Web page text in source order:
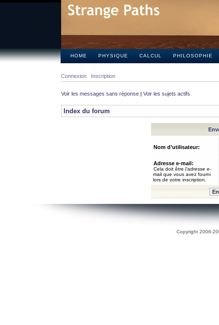
HOME PHYSIQUE CALCUL PHILOSOPHIE
Connexion Inscription
Voir les messages sans réponse | Voir les sujets actifs
Index du forum
Nom d’utilisateur:
Adresse e-mail:
Cela doit être l’adresse e-
mail que vous avez fourni
lors de votre inscription.
Copyright 2006-